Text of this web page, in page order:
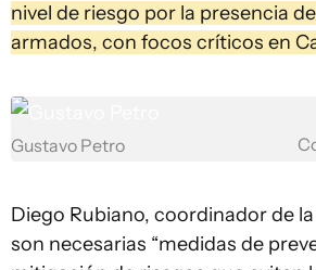
nivel de riesgo por la presencia
armados, con focos críticos en
Gustavo Petro
Diego Rubiano, coordinador de
son necesarias “medidas de